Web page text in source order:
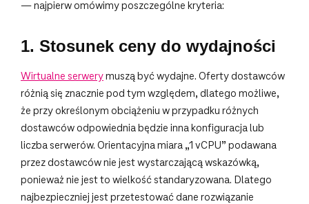
— najpierw omówimy poszczególne kryteria:
1. Stosunek ceny do wydajności
Wirtualne serwerymuszą być wydajne. Oferty dostawców
różnią się znacznie pod tym względem, dlatego możliwe,
że przy określonym obciążeniu w przypadku różnych
dostawców odpowiednia będzie inna konfiguracja lub
liczba serwerów. Orientacyjna miara „1 vCPU” podawana
przez dostawców nie jest wystarczającą wskazówką,
ponieważ nie jest to wielkość standaryzowana. Dlatego
najbezpieczniej jest przetestować dane rozwiązanie